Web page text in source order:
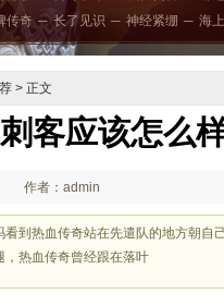
传奇 ─ 长了见识 ─ 神经紧绷 ─ 海
> 正文
客应该怎么
作者：admin
到热血传奇站在先遣队的地方朝自
，热血传奇曾经跟在落叶